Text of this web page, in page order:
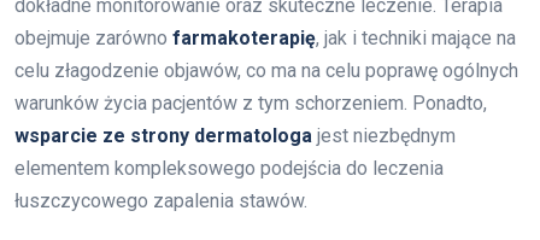
dokładne monitorowanie oraz skuteczne leczenie. Terapia
obejmuje zarówno farmakoterapię, jak i techniki mające na
celu złagodzenie objawów, co ma na celu poprawę ogólnych
warunków życia pacjentów z tym schorzeniem. Ponadto,
wsparcie ze strony dermatologa jest niezbędnym
elementem kompleksowego podejścia do leczenia
łuszczycowego zapalenia stawów.